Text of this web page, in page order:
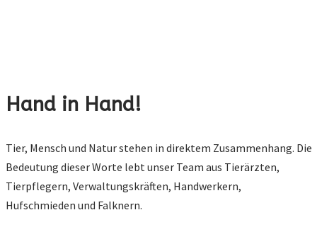
Hand in Hand!
Tier, Mensch und Natur stehen in direktem Zusammenhang. Die
Bedeutung dieser Worte lebt unser Team aus Tierärzten,
Tierpflegern, Verwaltungskräften, Handwerkern,
Hufschmieden und Falknern.